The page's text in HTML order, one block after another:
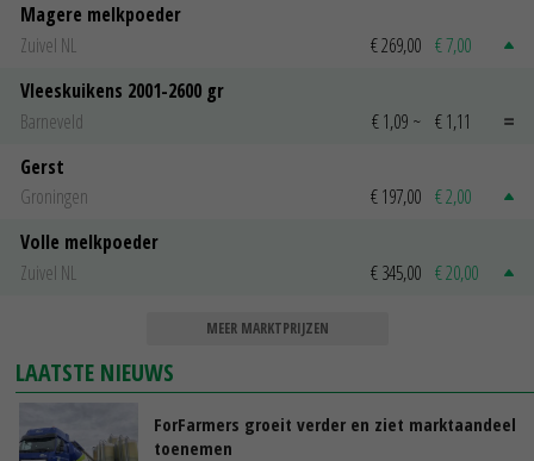
Magere melkpoeder
Zuivel NL
€ 269,00 € 7,00
Vleeskuikens 2001-2600 gr
Barneveld
€ 1,09 ~ € 1,11
Gerst
Groningen
€ 197,00 € 2,00
Volle melkpoeder
Zuivel NL
€ 345,00 € 20,00
MEER MARKTPRIJZEN
LAATSTE NIEUWS
ForFarmers groeit verder en ziet marktaandeel
toenemen